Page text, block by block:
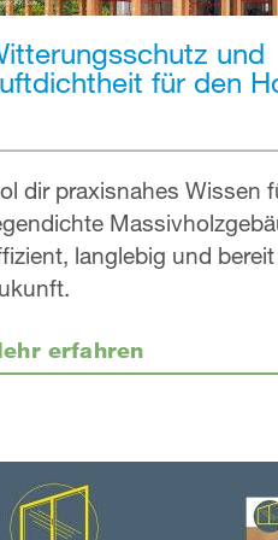
und
für den
dir praxisnahes Wissen
langlebig und
erfahren